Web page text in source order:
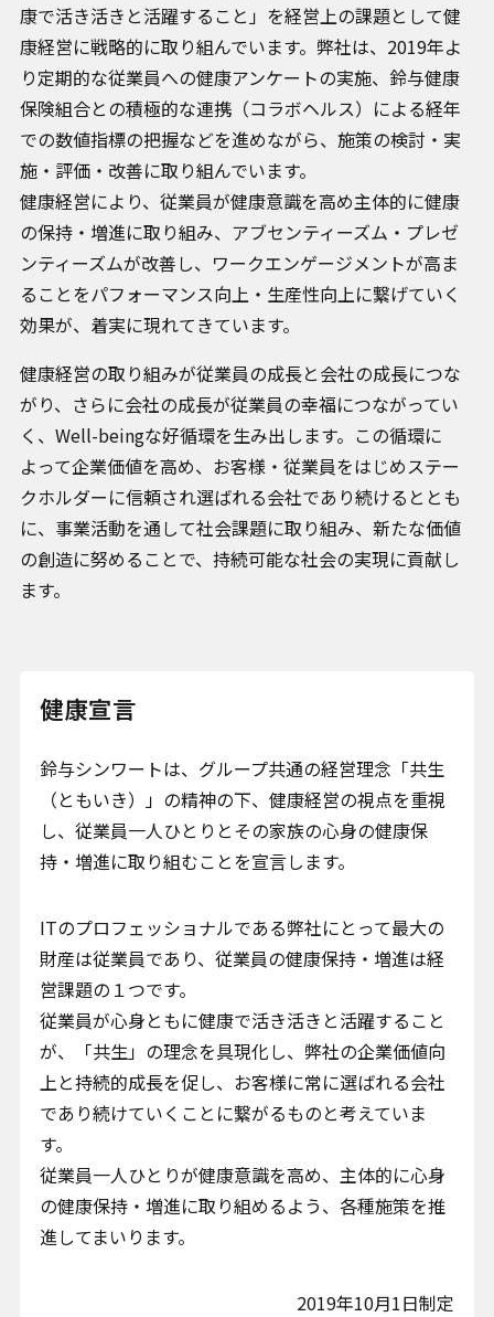
康で活き活きと活躍すること」を経営上の課題として健
康経営に戦略的に取り組んでいます。弊社は、2019年よ
り定期的な従業員への健康アンケートの実施、鈴与健康
保険組合との積極的な連携（コラボヘルス）による経年
での数値指標の把握などを進めながら、施策の検討・実
施・評価・改善に取り組んでいます。
健康経営により、従業員が健康意識を高め主体的に健康
の保持・増進に取り組み、アブセンティーズム・プレゼ
ンティーズムが改善し、ワークエンゲージメントが高ま
ることをパフォーマンス向上・生産性向上に繋げていく
効果が、着実に現れてきています。
健康経営の取り組みが従業員の成長と会社の成長につな
がり、さらに会社の成長が従業員の幸福につながってい
く、Well-beingな好循環を生み出します。この循環に
よって企業価値を高め、お客様・従業員をはじめステー
クホルダーに信頼され選ばれる会社であり続けるととも
に、事業活動を通して社会課題に取り組み、新たな価値
の創造に努めることで、持続可能な社会の実現に貢献し
ます。
健康宣言
鈴与シンワートは、グループ共通の経営理念「共生
（ともいき）」の精神の下、健康経営の視点を重視
し、従業員一人ひとりとその家族の心身の健康保
持・増進に取り組むことを宣言します。
ITのプロフェッショナルである弊社にとって最大の
財産は従業員であり、従業員の健康保持・増進は経
営課題の１つです。
従業員が心身ともに健康で活き活きと活躍すること
が、「共生」の理念を具現化し、弊社の企業価値向
上と持続的成長を促し、お客様に常に選ばれる会社
であり続けていくことに繋がるものと考えていま
す。
従業員一人ひとりが健康意識を高め、主体的に心身
の健康保持・増進に取り組めるよう、各種施策を推
進してまいります。
2019年10月1日制定